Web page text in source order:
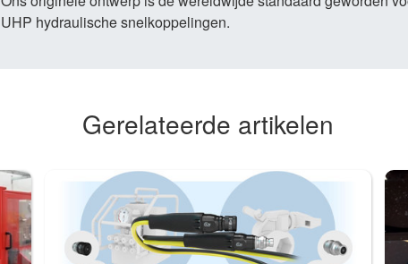
UHP hydraulische snelkoppelingen.
Gerelateerde artikelen